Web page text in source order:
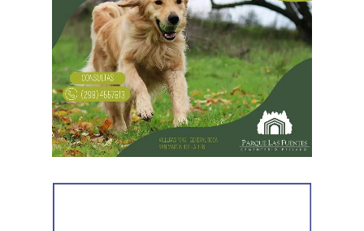
Desde Vialidad Nacional informaron que,durante las
próximas semanas, el operativo de bacheo será
reforzado con dos nuevas cuadrillas de trabajo y dos
camiones bacheadores, lo que permitirá incrementar
el ritmo de ejecución y optimizar las tareas de
mantenimiento en distintos puntos del Alto Valle.
Por otra parte, el organismo avanza con el relevamiento